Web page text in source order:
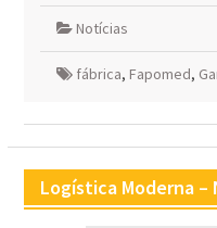
Notícias
fábrica, Fapomed,
Logística Moderna –